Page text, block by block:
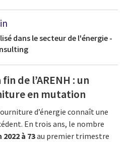
dans le secteur de l'énergie -
de l’ARENH : un
en mutation
d’énergie connaît une
En trois ans, le nombre
2022 à 73au premier trimestre